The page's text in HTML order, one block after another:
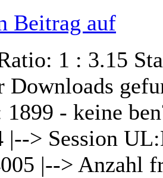
Beitrag auf
1 : 3.15
Downloads
1899 - keine
|--> Session
|--> Anzahl